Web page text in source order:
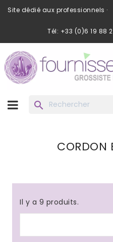
Site dédié aux professionnels ·
Tél: +33 (0)6 19 88
search
CORDON
Il y a 9 produits.